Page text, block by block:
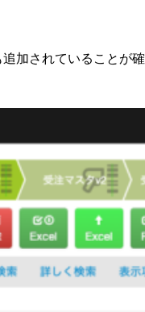
加されていることが確